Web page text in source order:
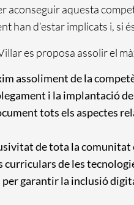
aconseguir aquesta
han d’estar implicats i, si
es proposa assolir el
assoliment de la
i la implantació
tots els aspectes
de tota la comunitat
curriculars de les
garantir la inclusió